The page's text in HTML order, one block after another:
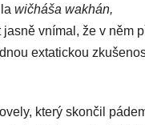
wičháša wakhán,
vnímal, že v něm
extatickou
který skončil